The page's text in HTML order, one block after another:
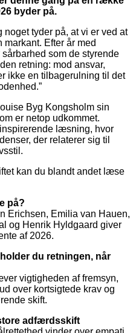
byder på.
tyder på, at vi er ved at
Efter år med
som de styrende
retning: mod ansvar,
ikke en tilbagerulning til det
Byg Kongsholm sin
er netop udkommet.
læsning, hvor
der relaterer sig til
kan du blandt andet læse
på?
Erichsen, Emilia van Hauen,
og Henrik Hyldgaard giver
af 2026.
du retningen, når
vigtigheden af fremsyn,
over kortsigtede krav og
skift.
adfærdsskift